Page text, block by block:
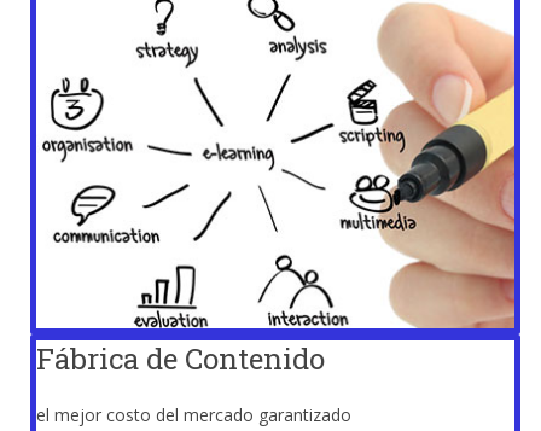
Fábrica de Contenido
el mejor costo del mercado garantizado